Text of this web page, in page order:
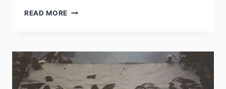
READ MORE CE
DIN
OAMENI?
DUPĂ
24